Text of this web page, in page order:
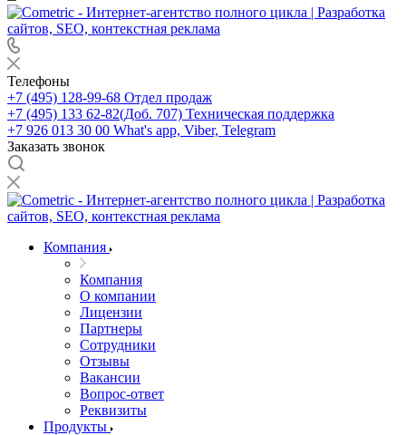
Телефоны
+7 (495) 128-99-68 Отдел продаж
+7 (495) 133 62-82(Доб. 707) Техническая поддержка
+7 926 013 30 00 What's app, Viber, Telegram
Заказать звонок
Компания
Компания
О компании
Лицензии
Партнеры
Сотрудники
Отзывы
Вакансии
Вопрос-ответ
Реквизиты
Продукты